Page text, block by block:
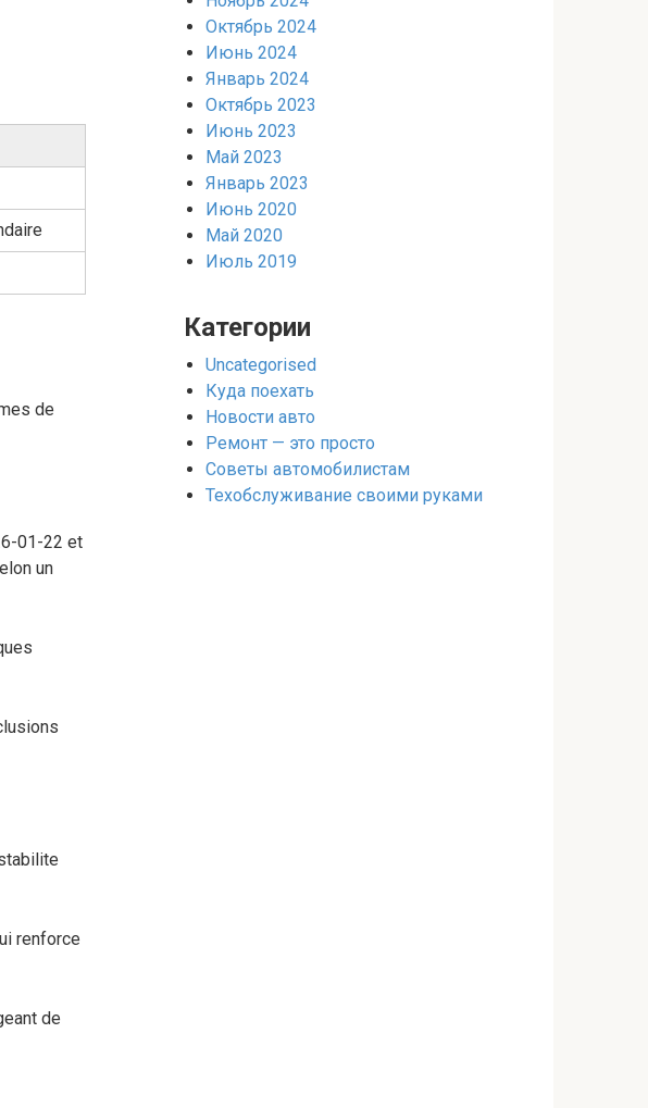
de
01-22 et
un
renforce
de
Октябрь 2024
Июнь 2024
Январь 2024
Октябрь 2023
Июнь 2023
Май 2023
Январь 2023
Июнь 2020
Май 2020
Июль 2019
Категории
Uncategorised
Куда поехать
Новости авто
Ремонт — это просто
Советы автомобилистам
Техобслуживание своими руками